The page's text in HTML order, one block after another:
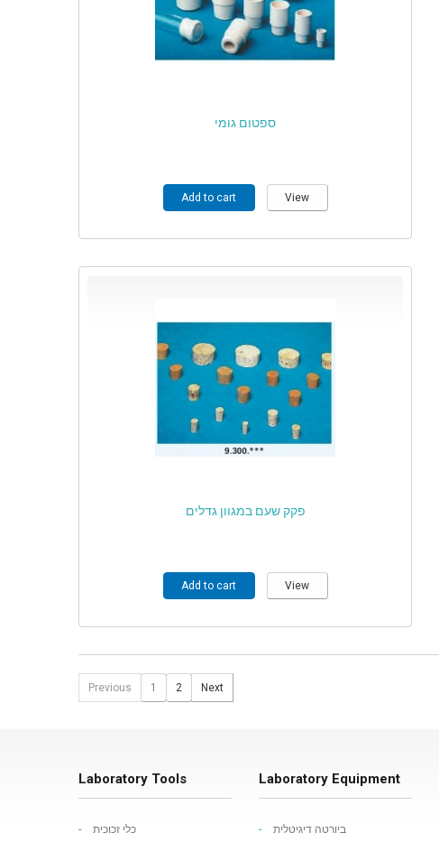
ספטום גומי
Add to cart View
פקק שעם במגוון גדלים
Add to cart View
Previous 1 2 Next
Laboratory Tools
כלי זכוכית
Laboratory Equipment
ביורטה דיגיטלית